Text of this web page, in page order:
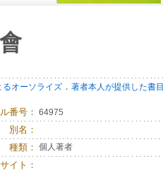
るオーソライズ． 著者本人が提供した書目
番号： 64975
別名：
種類： 個人著者
イト：